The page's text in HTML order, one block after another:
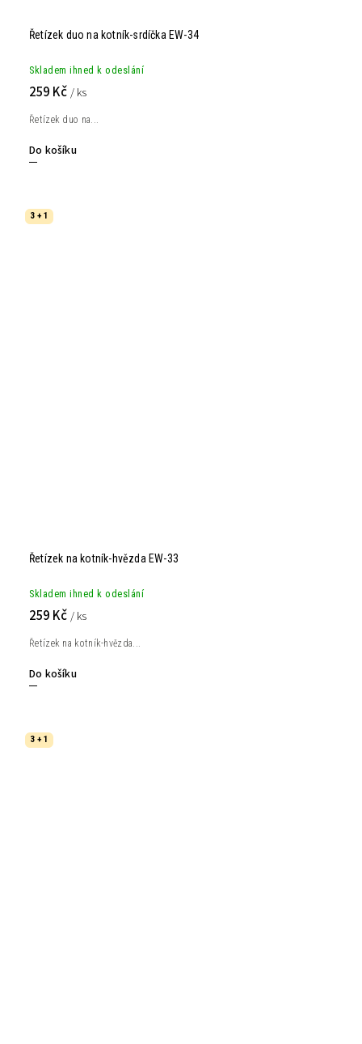
Řetízek duo na kotník-srdíčka EW-34
Skladem ihned k odeslání
259 Kč / ks
Do košíku
Řetízek duo na...
3 + 1
Řetízek na kotník-hvězda EW-33
Skladem ihned k odeslání
259 Kč / ks
Do košíku
Řetízek na kotník-hvězda...
3 + 1